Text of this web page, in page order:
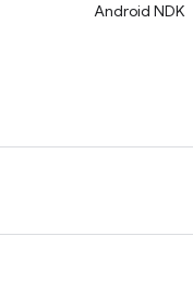
Android NDK